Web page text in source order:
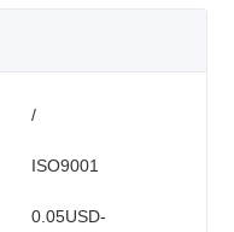
/
ISO9001
0.05USD-